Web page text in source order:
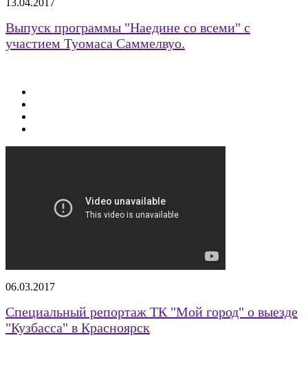
13.04.2017
Выпуск программы "Наедине со всеми" с
участием Туомаса Саммелвуо.
06.03.2017
Специальный репортаж ТК "Мой город" о выезде
"Кузбасса" в Красноярск